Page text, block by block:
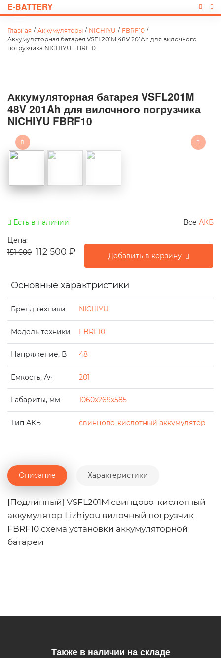
E-BATTERY
Главная / Аккумуляторы / NICHIYU / FBRF10 /
Аккумуляторная батарея VSFL201M 48V 201Ah для вилочного
погрузчика NICHIYU FBRF10
Аккумуляторная батарея VSFL201M
48V 201Ah для вилочного погрузчика
NICHIYU FBRF10
Есть в наличии Все АКБ
Цена:
151 600 112 500 ₽ Добавить в корзину
Основные характристики
Бренд техники NICHIYU
Модель техники FBRF10
Напряжение, В 48
Емкость, Ач 201
Габариты, мм 1060x269x585
Тип АКБ свинцово-кислотный аккумулятор
Описание Характеристики
[Подлинный] VSFL201M свинцово-кислотный
аккумулятор Lizhiyou вилочный погрузчик
FBRF10 схема установки аккумуляторной
батареи
Также в наличии на складе